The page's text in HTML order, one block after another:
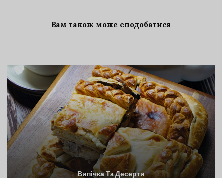
Вам також може сподобатися
Випічка Та Десерти